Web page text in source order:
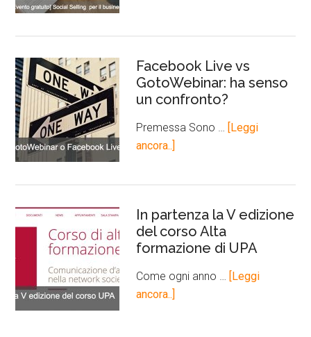
Facebook Live vs
GotoWebinar: ha senso
un confronto?
Premessa Sono … [Leggi
ancora..]
In partenza la V edizione
del corso Alta
formazione di UPA
Come ogni anno … [Leggi
ancora..]